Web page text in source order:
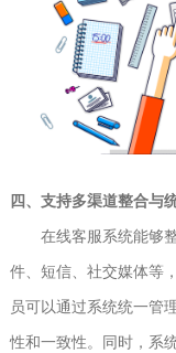
四、支持多渠道整合与
在线客服系统能够
件、短信、社交媒体等
员可以通过系统统一管
性和一致性。同时，系